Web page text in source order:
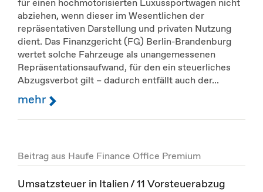
abziehen, wenn dieser im Wesentlichen der
repräsentativen Darstellung und privaten Nutzung
dient. Das Finanzgericht (FG) Berlin-Brandenburg
wertet solche Fahrzeuge als unangemessenen
Repräsentationsaufwand, für den ein steuerliches
Abzugsverbot gilt – dadurch entfällt auch der...
mehr
Beitrag aus Haufe Finance Office Premium
Umsatzsteuer in Italien / 11 Vorsteuerabzug